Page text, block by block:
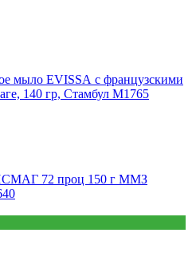
мыло EVISSА с французскими
140 гр, Стамбул М1765